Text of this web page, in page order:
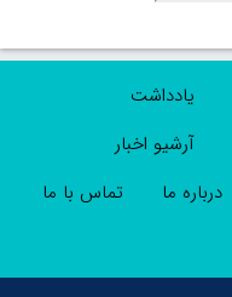
یادداشت
آرشیو اخبار
درباره ما تماس با ما